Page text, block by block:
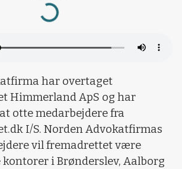
Loading...
har overtaget
Himmerland ApS og har
otte medarbejdere fra
I/S. Norden Advokatfirmas
vil fremadrettet være
i Brønderslev, Aalborg